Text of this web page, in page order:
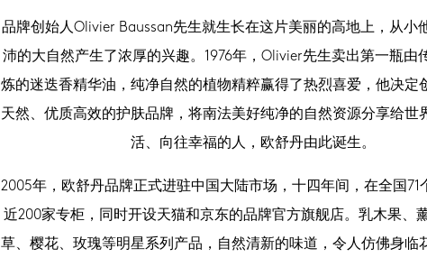
品牌创始人Olivier Baussan先生就生长在这片美丽的高地上，从小
沛的大自然产生了浓厚的兴趣。1976年，Olivier先生卖出第一瓶由
炼的迷迭香精华油，纯净自然的植物精粹赢得了热烈喜爱，他决定
天然、优质高效的护肤品牌，将南法美好纯净的自然资源分享给世
活、向往幸福的人，欧舒丹由此诞生。
2005年，欧舒丹品牌正式进驻中国大陆市场，十四年间，在全国71
近200家专柜，同时开设天猫和京东的品牌官方旗舰店。乳木果、
草、樱花、玫瑰等明星系列产品，自然清新的味道，令人仿佛身临